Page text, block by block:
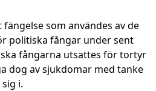
som användes av de
politiska fångar under sent
fångarna utsattes för tortyr
dog av sjukdomar med tanke
i.